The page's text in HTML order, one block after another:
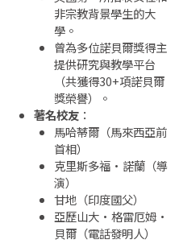
非宗教背景學生的大
學。
曾為多位諾貝爾獎得主
提供研究與教學平台
（共獲得30+項諾貝爾
獎榮譽）。
著名校友 ：
馬哈蒂爾（馬來西亞前
首相）
克里斯多福· 諾蘭（導
演）
甘地（印度國父）
亞歷山大·格雷厄姆·
貝爾（電話發明人）